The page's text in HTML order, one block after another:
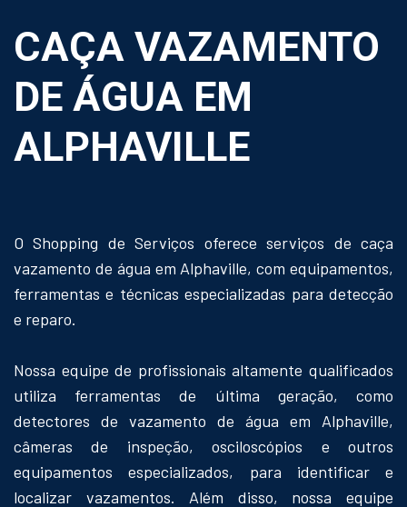
CAÇA VAZAMENTO
DE ÁGUA EM
ALPHAVILLE
O Shopping de Serviços oferece serviços de caça
vazamento de água em Alphaville, com equipamentos,
ferramentas e técnicas especializadas para detecção
e reparo.
Nossa equipe de profissionais altamente qualificados
utiliza ferramentas de última geração, como
detectores de vazamento de água em Alphaville,
câmeras de inspeção, osciloscópios e outros
equipamentos especializados, para identificar e
localizar vazamentos. Além disso, nossa equipe